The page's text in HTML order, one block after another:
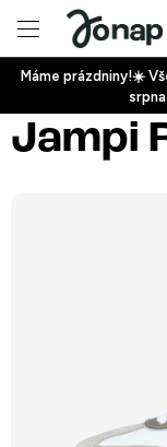
obsah
Máme prázdniny!☀️
Jampi